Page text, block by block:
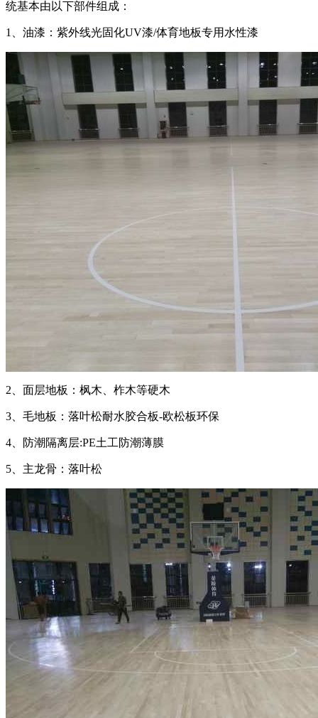
统基本由以下部件组成：
1、油漆：紫外线光固化UV漆/体育地板专用水性漆
2、面层地板：枫木、柞木等硬木
3、毛地板：落叶松耐水胶合板-欧松板环保
4、防潮隔离层:PE土工防潮薄膜
5、主龙骨：落叶松